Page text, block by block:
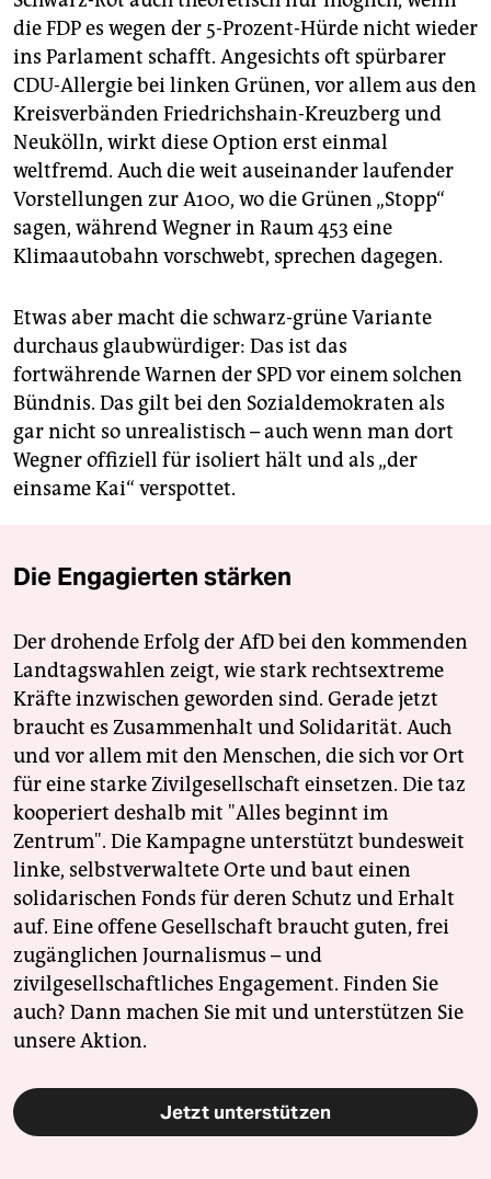
die FDP es wegen der 5-Prozent-Hürde nicht wieder
ins Parlament schafft. Angesichts oft spürbarer
CDU-Allergie bei linken Grünen, vor allem aus den
Kreisverbänden Friedrichshain-Kreuzberg und
Neukölln, wirkt diese Option erst einmal
weltfremd. Auch die weit auseinander laufender
Vorstellungen zur A100, wo die Grünen „Stopp“
sagen, während Wegner in Raum 453 eine
Klimaautobahn vorschwebt, sprechen dagegen.
Etwas aber macht die schwarz-grüne Variante
durchaus glaubwürdiger: Das ist das
fortwährende Warnen der SPD vor einem solchen
Bündnis. Das gilt bei den Sozialdemokraten als
gar nicht so unrealistisch – auch wenn man dort
Wegner offiziell für isoliert hält und als „der
einsame Kai“ verspottet.
Die Engagierten stärken
Der drohende Erfolg der AfD bei den kommenden
Landtagswahlen zeigt, wie stark rechtsextreme
Kräfte inzwischen geworden sind. Gerade jetzt
braucht es Zusammenhalt und Solidarität. Auch
und vor allem mit den Menschen, die sich vor Ort
für eine starke Zivilgesellschaft einsetzen. Die taz
kooperiert deshalb mit "Alles beginnt im
Zentrum". Die Kampagne unterstützt bundesweit
linke, selbstverwaltete Orte und baut einen
solidarischen Fonds für deren Schutz und Erhalt
auf. Eine offene Gesellschaft braucht guten, frei
zugänglichen Journalismus – und
zivilgesellschaftliches Engagement. Finden Sie
auch? Dann machen Sie mit und unterstützen Sie
unsere Aktion.
Jetzt unterstützen